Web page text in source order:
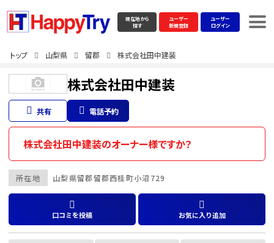
現在地から
探す
ユーザー
新規登録
ユーザー
ログイン
トップ 山梨県 留郡 株式会社田中建装
株式会社田中建装
共有 電話予約
株式会社田中建装のオーナー様ですか？
所在地 山梨県留郡留郡西桂町小沼729
口コミを投稿 お気に入り追加